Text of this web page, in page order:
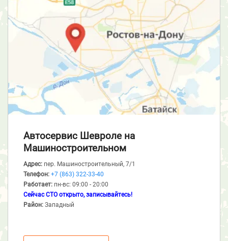
Автосервис Шевроле на
Машиностроительном
Адрес: пер. Машиностроительный, 7/1
Телефон: +7 (863) 322-33-40
Работает: пн-вс: 09:00 - 20:00
Сейчас СТО открыто, записывайтесь!
Район: Западный